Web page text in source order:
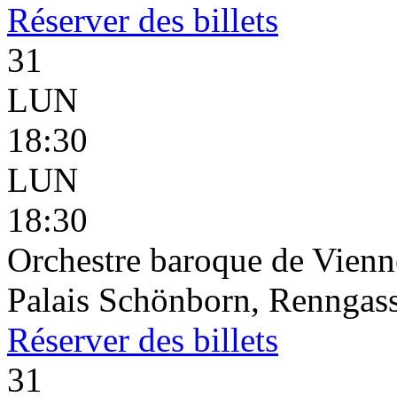
Réserver des billets
31
LUN
18:30
LUN
18:30
Orchestre baroque de
Palais Schönborn,
Réserver des billets
31